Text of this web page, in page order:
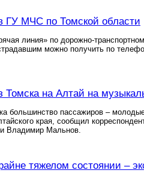
ГУ МЧС по Томской области
линия» по дорожно-
можно получить по
на Алтай на
большинство пассажиров –
края, сообщил
Владимир Мальнов.
тяжелом состоянии –